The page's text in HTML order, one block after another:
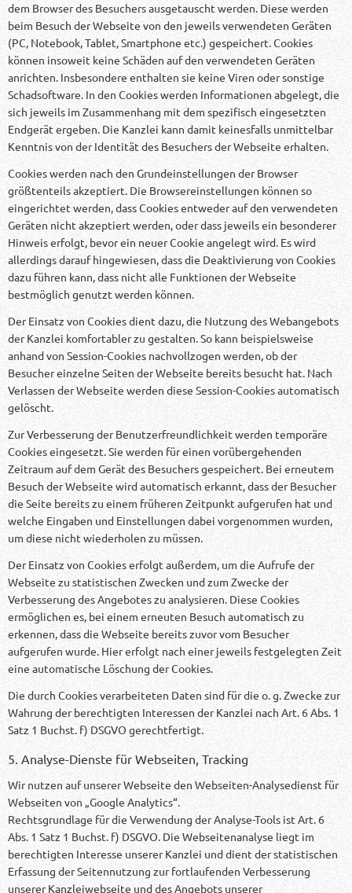
dem Browser des Besuchers ausgetauscht werden. Diese werden
beim Besuch der Webseite von den jeweils verwendeten Geräten
(PC, Notebook, Tablet, Smartphone etc.) gespeichert. Cookies
können insoweit keine Schäden auf den verwendeten Geräten
anrichten. Insbesondere enthalten sie keine Viren oder sonstige
Schadsoftware. In den Cookies werden Informationen abgelegt, die
sich jeweils im Zusammenhang mit dem spezifisch eingesetzten
Endgerät ergeben. Die Kanzlei kann damit keinesfalls unmittelbar
Kenntnis von der Identität des Besuchers der Webseite erhalten.
Cookies werden nach den Grundeinstellungen der Browser
größtenteils akzeptiert. Die Browsereinstellungen können so
eingerichtet werden, dass Cookies entweder auf den verwendeten
Geräten nicht akzeptiert werden, oder dass jeweils ein besonderer
Hinweis erfolgt, bevor ein neuer Cookie angelegt wird. Es wird
allerdings darauf hingewiesen, dass die Deaktivierung von Cookies
dazu führen kann, dass nicht alle Funktionen der Webseite
bestmöglich genutzt werden können.
Der Einsatz von Cookies dient dazu, die Nutzung des Webangebots
der Kanzlei komfortabler zu gestalten. So kann beispielsweise
anhand von Session-Cookies nachvollzogen werden, ob der
Besucher einzelne Seiten der Webseite bereits besucht hat. Nach
Verlassen der Webseite werden diese Session-Cookies automatisch
gelöscht.
Zur Verbesserung der Benutzerfreundlichkeit werden temporäre
Cookies eingesetzt. Sie werden für einen vorübergehenden
Zeitraum auf dem Gerät des Besuchers gespeichert. Bei erneutem
Besuch der Webseite wird automatisch erkannt, dass der Besucher
die Seite bereits zu einem früheren Zeitpunkt aufgerufen hat und
welche Eingaben und Einstellungen dabei vorgenommen wurden,
um diese nicht wiederholen zu müssen.
Der Einsatz von Cookies erfolgt außerdem, um die Aufrufe der
Webseite zu statistischen Zwecken und zum Zwecke der
Verbesserung des Angebotes zu analysieren. Diese Cookies
ermöglichen es, bei einem erneuten Besuch automatisch zu
erkennen, dass die Webseite bereits zuvor vom Besucher
aufgerufen wurde. Hier erfolgt nach einer jeweils festgelegten Zeit
eine automatische Löschung der Cookies.
Die durch Cookies verarbeiteten Daten sind für die o. g. Zwecke zur
Wahrung der berechtigten Interessen der Kanzlei nach Art. 6 Abs. 1
Satz 1 Buchst. f) DSGVO gerechtfertigt.
5. Analyse-Dienste für Webseiten, Tracking
Wir nutzen auf unserer Webseite den Webseiten-Analysedienst für
Webseiten von „Google Analytics“.
Rechtsgrundlage für die Verwendung der Analyse-Tools ist Art. 6
Abs. 1 Satz 1 Buchst. f) DSGVO. Die Webseitenanalyse liegt im
berechtigten Interesse unserer Kanzlei und dient der statistischen
Erfassung der Seitennutzung zur fortlaufenden Verbesserung
unserer Kanzleiwebseite und des Angebots unserer